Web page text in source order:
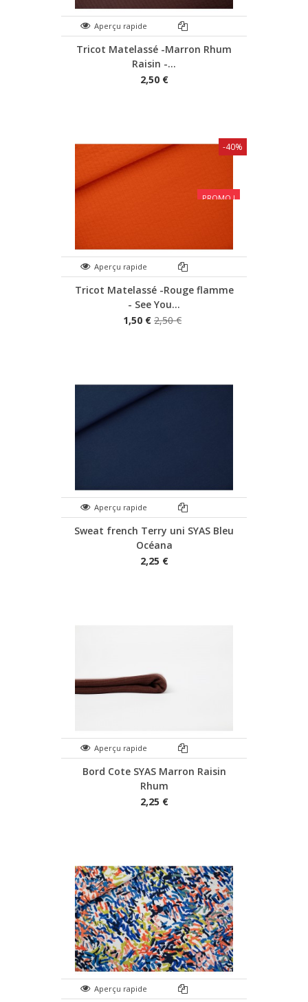
Aperçu rapide
Tricot Matelassé -Marron Rhum
Raisin -...
2,50 €
PROMO !
Aperçu rapide
Tricot Matelassé -Rouge flamme
- See You...
1,50 € 2,50 €
-40%
Aperçu rapide
Sweat french Terry uni SYAS Bleu
Océana
2,25 €
Aperçu rapide
Bord Cote SYAS Marron Raisin
Rhum
2,25 €
Aperçu rapide